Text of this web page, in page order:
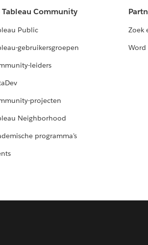
Tableau Community
Public
gebruikersgroepen
leiders
projecten
Neighborhood
programma's
Zoek
Word